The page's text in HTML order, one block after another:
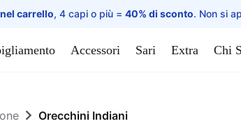
carrello, 4 capi o più = 40% di sconto. Non si
Accessori Sari Extra Chi
Orecchini Indiani